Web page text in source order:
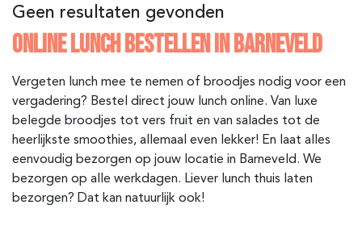
Geen resultaten gevonden
ONLINE LUNCH BESTELLEN IN BARNEVELD
Vergeten lunch mee te nemen of broodjes nodig voor een
vergadering? Bestel direct jouw lunch online. Van luxe
belegde broodjes tot vers fruit en van salades tot de
heerlijkste smoothies, allemaal even lekker! En laat alles
eenvoudig bezorgen op jouw locatie in Barneveld. We
bezorgen op alle werkdagen. Liever lunch thuis laten
bezorgen? Dat kan natuurlijk ook!